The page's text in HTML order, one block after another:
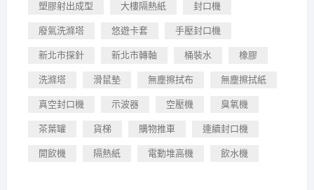
塑膠射出成型 大樓隔熱紙 封口機
廢氣洗滌塔 悠遊卡套 手壓封口機
新北市探針 新北市轉軸 桶裝水 橡膠
洗滌塔 滑鼠墊 無塵擦拭布 無塵擦拭紙
真空封口機 示波器 空壓機 臭氧機
茶葉罐 貨梯 購物推車 連續封口機
開飲機 隔熱紙 電動堆高機 飲水機